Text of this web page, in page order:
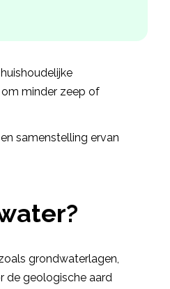
minder zeep of
samenstelling ervan
grondwaterlagen,
de geologische aard